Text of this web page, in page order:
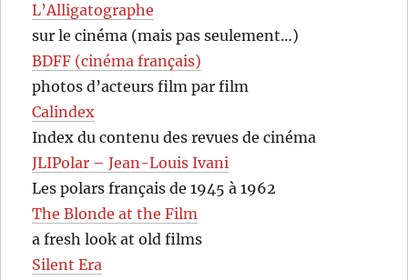
L’Alligatographe
sur le cinéma (mais pas seulement…)
BDFF (cinéma français)
photos d’acteurs film par film
Calindex
Index du contenu des revues de cinéma
JLIPolar – Jean-Louis Ivani
Les polars français de 1945 à 1962
The Blonde at the Film
a fresh look at old films
Silent Era